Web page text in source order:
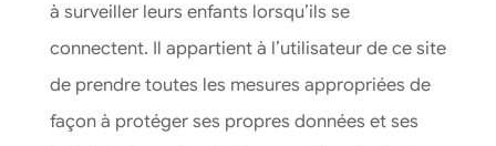
à surveiller leurs enfants lorsqu’ils se
connectent. Il appartient à l’utilisateur de ce site
de prendre toutes les mesures appropriées de
façon à protéger ses propres données et ses